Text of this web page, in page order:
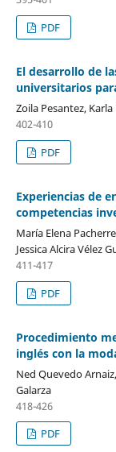
PDF
El desarrollo de
universitarios
Zoila Pesantez,
402-410
PDF
Experiencias de
competencias
María Elena
Jessica Alcira Vélez
411-417
PDF
Procedimiento
inglés con la
Ned Quevedo
Galarza
418-426
PDF